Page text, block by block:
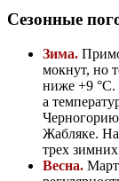
Сезонные
Зима.
мокнут, но
ниже +9 °C.
а
Жабляке. На
трех
Весна. Март